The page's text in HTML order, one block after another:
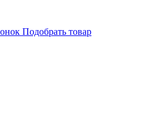
Подобрать товар